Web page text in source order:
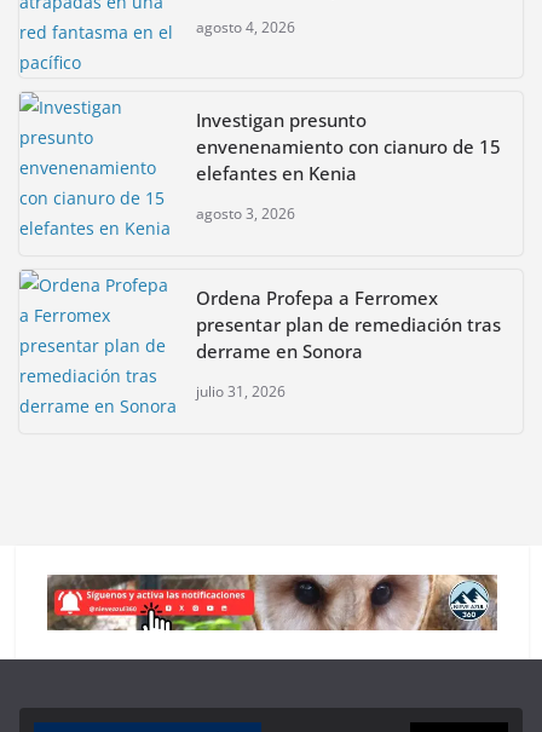
agosto 4, 2026
Investigan presunto
envenenamiento con cianuro de 15
elefantes en Kenia
agosto 3, 2026
Ordena Profepa a Ferromex
presentar plan de remediación tras
derrame en Sonora
julio 31, 2026